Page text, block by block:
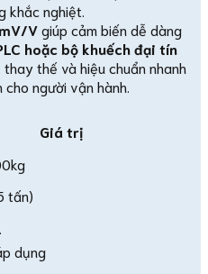
khắc nghiệt.
Vgiúp cảm biến dễ dàng
hoặc bộ khuếch đại tín
thế và hiệu chuẩn nhanh
người vận hành.
Giá trị
tấn)
dụng